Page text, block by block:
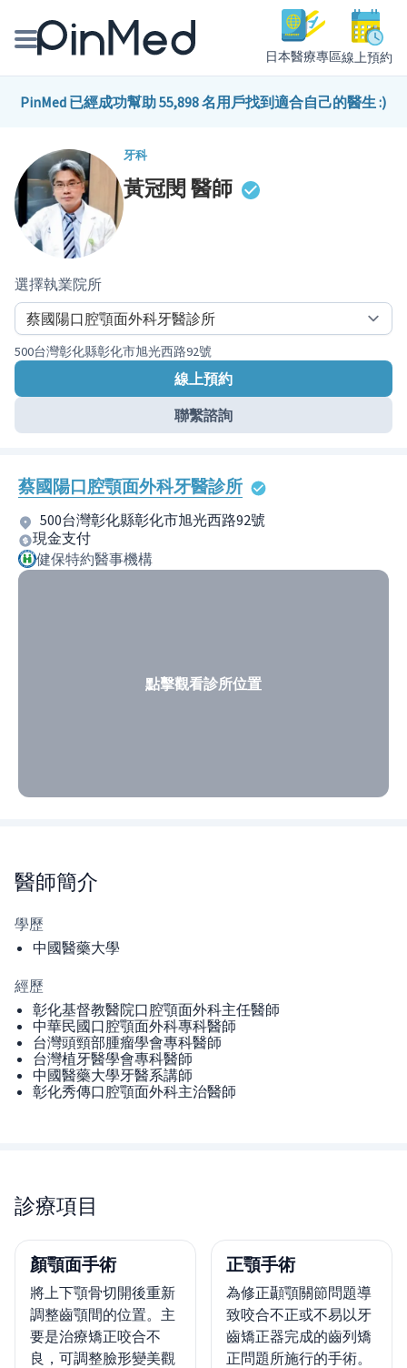
日本醫療專區線上預約
線上預約醫師、院所
醫師專欄專訪
健康主題館
PinMed 已經成功幫助 55,898 名用戶找到適合自己的醫生 :)
牙科
黃冠閔 醫師
選擇執業院所
500台灣彰化縣彰化市旭光西路92號
線上預約
聯繫諮詢
蔡國陽口腔顎面外科牙醫診所
500台灣彰化縣彰化市旭光西路92號
現金支付
健保特約醫事機構
點擊觀看診所位置
醫師簡介
學歷
中國醫藥大學
經歷
彰化基督教醫院口腔顎面外科主任醫師
中華民國口腔顎面外科專科醫師
台灣頭頸部腫瘤學會專科醫師
台灣植牙醫學會專科醫師
中國醫藥大學牙醫系講師
彰化秀傳口腔顎面外科主治醫師
診療項目
顏顎面手術
將上下顎骨切開後重新
調整齒顎間的位置。主
要是治療矯正咬合不
良，可調整臉形變美觀
正顎手術
為修正顳顎關節問題導
致咬合不正或不易以牙
齒矯正器完成的齒列矯
正問題所施行的手術。